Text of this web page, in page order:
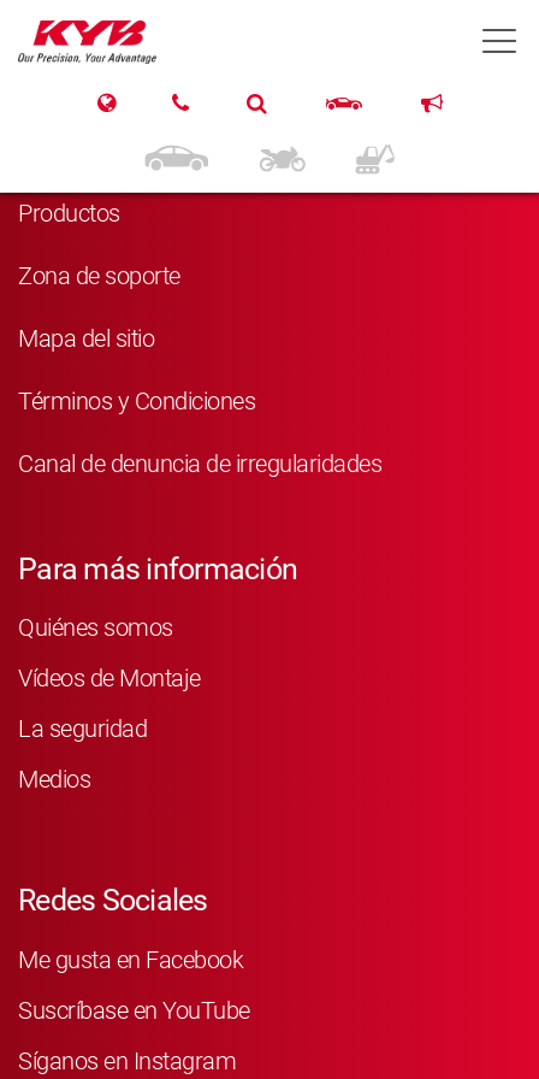
Navegación
Productos
Zona de soporte
Mapa del sitio
Términos y Condiciones
Canal de denuncia de irregularidades
Para más información
Quiénes somos
Vídeos de Montaje
La seguridad
Medios
Redes Sociales
Me gusta en Facebook
Suscríbase en YouTube
Síganos en Instagram